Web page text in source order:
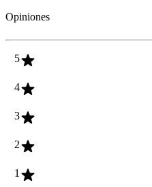
Opiniones
5
4
3
2
1